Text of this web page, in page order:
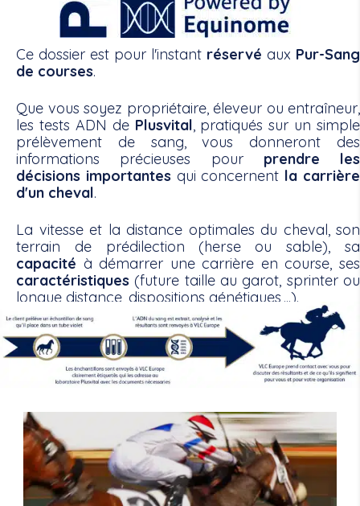
Ce dossier est pour l'instant réservé aux Pur-Sang
de courses.
Que vous soyez propriétaire, éleveur ou entraîneur,
les tests ADN de Plusvital, pratiqués sur un simple
prélèvement de sang, vous donneront des
informations précieuses pour prendre les
décisions importantes qui concernent la carrière
d'un cheval.
La vitesse et la distance optimales du cheval, son
terrain de prédilection (herse ou sable), sa
capacité à démarrer une carrière en course, ses
caractéristiques (future taille au garot, sprinter ou
longue distance, dispositions génétiques,...).